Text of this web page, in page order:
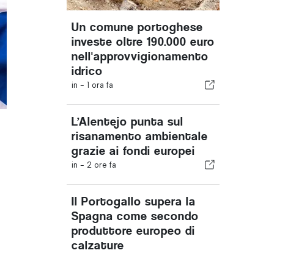
Un comune portoghese
investe oltre 190.000 euro
nell'approvvigionamento
idrico
in - 1 ora fa
L’Alentejo punta sul
risanamento ambientale
grazie ai fondi europei
in - 2 ore fa
Il Portogallo supera la
Spagna come secondo
produttore europeo di
calzature